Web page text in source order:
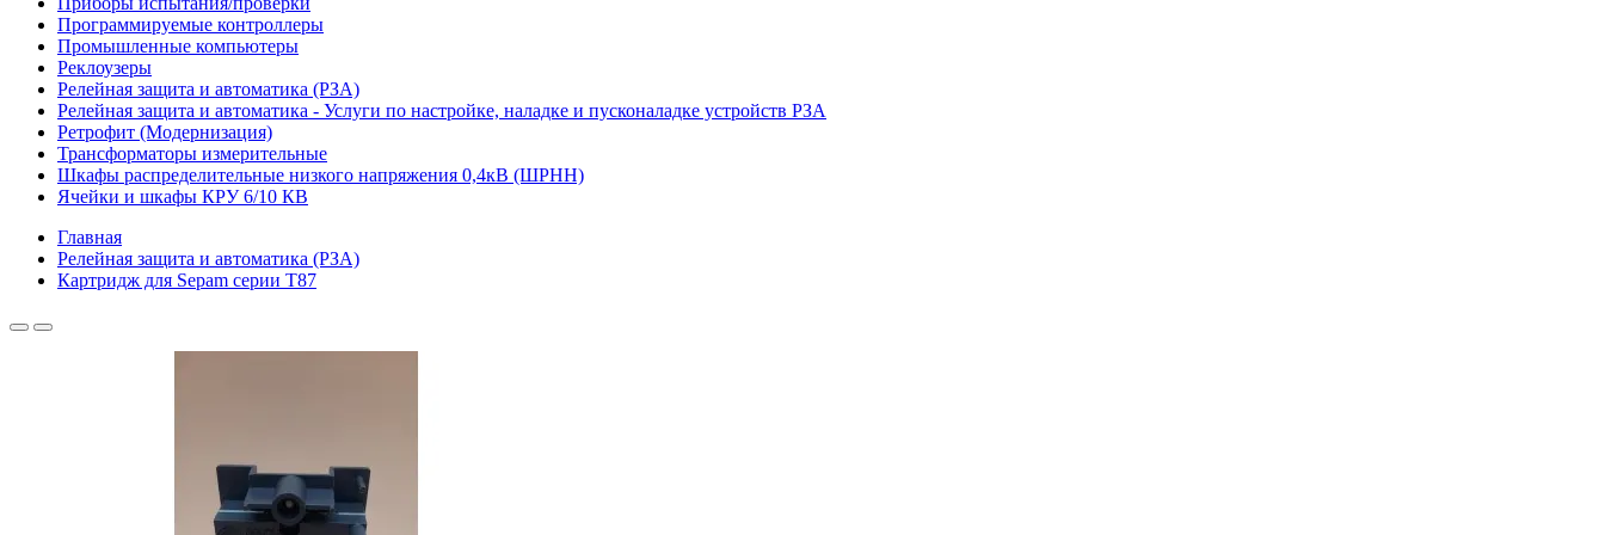
Программируемые контроллеры
Промышленные компьютеры
Реклоузеры
Релейная защита и автоматика (РЗА)
Релейная защита и автоматика - Услуги по настройке, наладке и пусконаладке устройств РЗА
Ретрофит (Модернизация)
Трансформаторы измерительные
Шкафы распределительные низкого напряжения 0,4кВ (ШРНН)
Ячейки и шкафы КРУ 6/10 КВ
Главная
Релейная защита и автоматика (РЗА)
Картридж для Sepam серии T87